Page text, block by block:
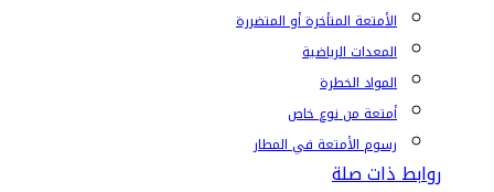
الأمتعة المتأخرة أو المتضررة
المعدات الرياضية
المواد الخطرة
أمتعة من نوع خاص
رسوم الأمتعة في المطار
روابط ذات صلة